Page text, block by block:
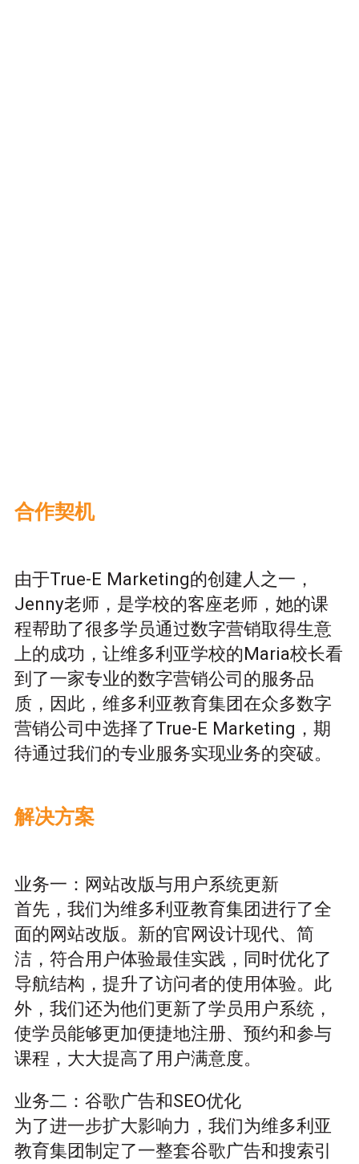
合作契机
由于True-E Marketing的创建人之一，
Jenny老师，是学校的客座老师，她的课
程帮助了很多学员通过数字营销取得生意
上的成功，让维多利亚学校的Maria校长看
到了一家专业的数字营销公司的服务品
质，因此，维多利亚教育集团在众多数字
营销公司中选择了True-E Marketing，期
待通过我们的专业服务实现业务的突破。
解决方案
业务一：网站改版与用户系统更新
首先，我们为维多利亚教育集团进行了全
面的网站改版。新的官网设计现代、简
洁，符合用户体验最佳实践，同时优化了
导航结构，提升了访问者的使用体验。此
外，我们还为他们更新了学员用户系统，
使学员能够更加便捷地注册、预约和参与
课程，大大提高了用户满意度。
业务二：谷歌广告和SEO优化
为了进一步扩大影响力，我们为维多利亚
教育集团制定了一整套谷歌广告和搜索引